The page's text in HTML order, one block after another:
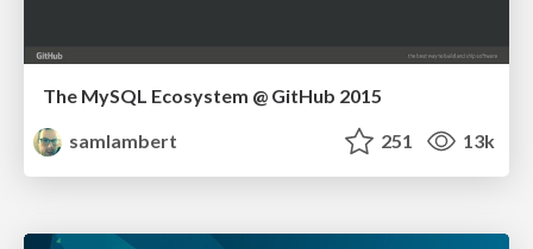
The MySQL Ecosystem @ GitHub 2015
samlambert
251 13k